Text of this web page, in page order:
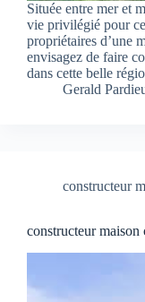
Située entre mer et
vie privilégié pour
propriétaires d’une
envisagez de faire
dans cette belle
Gerald
constructeur
constructeur maison